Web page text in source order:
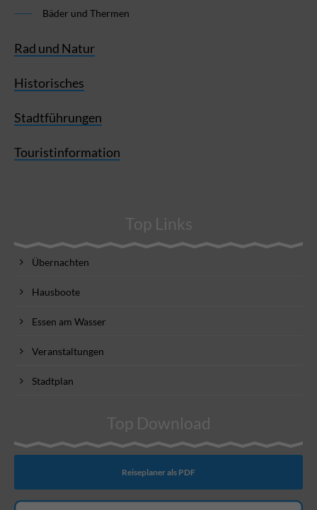
Bäder und Thermen
Rad und Natur
Historisches
Stadtführungen
Touristinformation
Top Links
Übernachten
Hausboote
Essen am Wasser
Veranstaltungen
Stadtplan
Top Download
Reiseplaner als PDF